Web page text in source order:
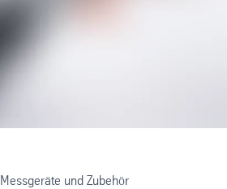
Messgeräte und Zubehör